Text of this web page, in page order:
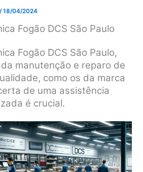
/18/04/2024
Fogão DCS São Paulo
Fogão DCS São Paulo,
manutenção e reparo de
como os da marca
de uma assistência
é crucial.